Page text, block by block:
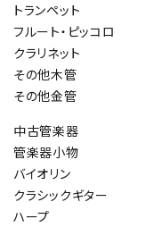
トランペット
フルート・ピッコロ
クラリネット
その他木管
その他金管
中古管楽器
管楽器小物
バイオリン
クラシックギター
ハープ